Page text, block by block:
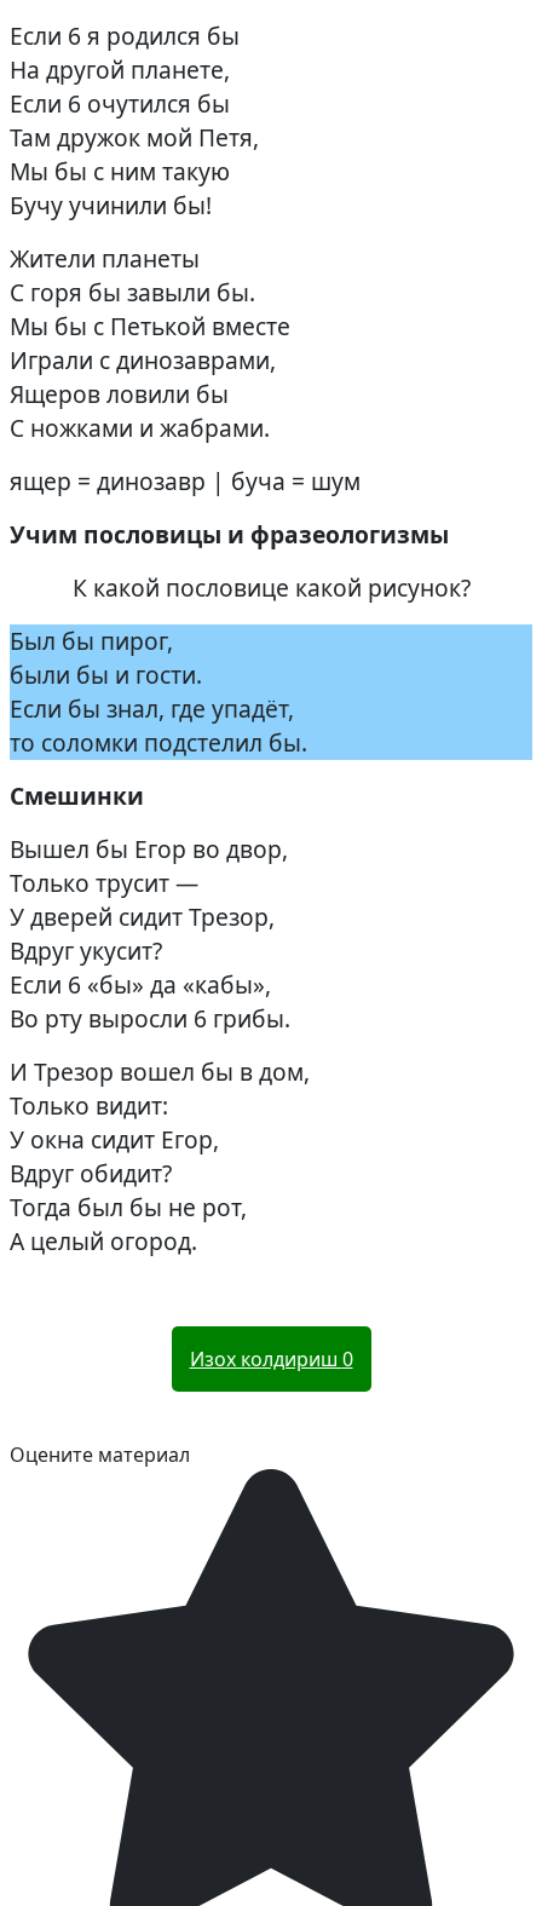
Если 6 я родился бы
На другой планете,
Если 6 очутился бы
Там дружок мой Петя,
Мы бы с ним такую
Бучу учинили бы!
Жители планеты
С горя бы завыли бы.
Мы бы с Петькой вместе
Играли с динозаврами,
Ящеров ловили бы
С ножками и жабрами.
ящер = динозавр | буча = шум
Учим пословицы и фразеологизмы
К какой пословице какой рисунок?
Был бы пирог,
были бы и гости.
Если бы знал, где упадёт,
то соломки подстелил бы.
Смешинки
Вышел бы Егор во двор,
Только трусит —
У дверей сидит Трезор,
Вдруг укусит?
Если 6 «бы» да «кабы»,
Во рту выросли 6 грибы.
И Трезор вошел бы в дом,
Только видит:
У окна сидит Егор,
Вдруг обидит?
Тогда был бы не рот,
А целый огород.
Изох колдириш 0
Оцените материал